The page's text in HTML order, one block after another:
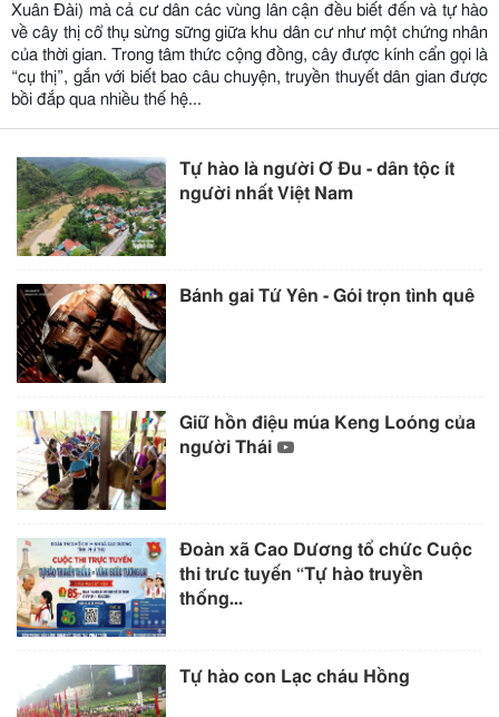
Xuân Đài) mà cả cư dân các vùng lân cận đều biết đến và tự hào
về cây thị cổ thụ sừng sững giữa khu dân cư như một chứng nhân
của thời gian. Trong tâm thức cộng đồng, cây được kính cẩn gọi là
“cụ thị”, gắn với biết bao câu chuyện, truyền thuyết dân gian được
bồi đắp qua nhiều thế hệ...
Tự hào là người Ơ Đu - dân tộc ít
người nhất Việt Nam
Bánh gai Tứ Yên - Gói trọn tình quê
Giữ hồn điệu múa Keng Loóng của
người Thái
Đoàn xã Cao Dương tổ chức Cuộc
thi trưc tuyến “Tự hào truyền
thống...
Tự hào con Lạc cháu Hồng